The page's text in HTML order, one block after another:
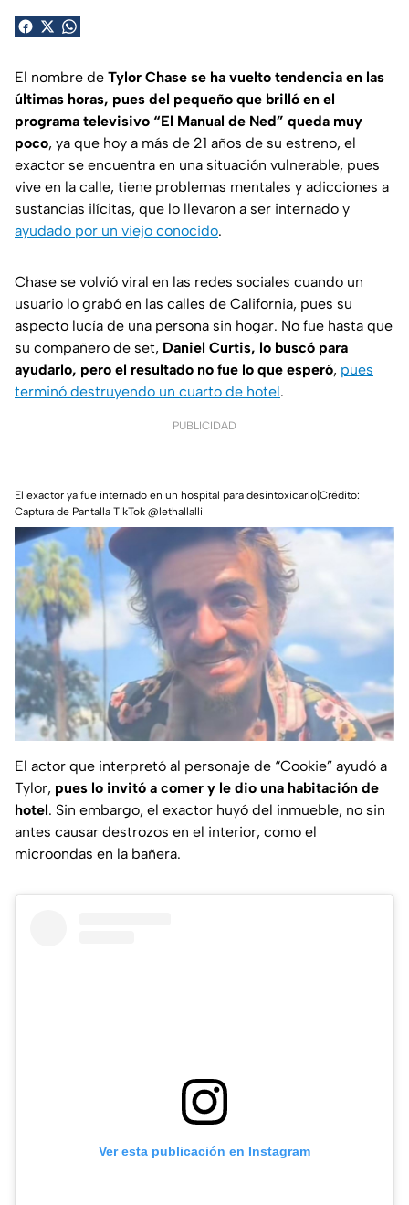
El nombre de Tylor Chase se ha vuelto tendencia en las
últimas horas, pues del pequeño que brilló en el
programa televisivo “El Manual de Ned” queda muy
poco, ya que hoy a más de 21 años de su estreno, el
exactor se encuentra en una situación vulnerable, pues
vive en la calle, tiene problemas mentales y adicciones a
sustancias ilícitas, que lo llevaron a ser internado y
ayudado por un viejo conocido.
Chase se volvió viral en las redes sociales cuando un
usuario lo grabó en las calles de California, pues su
aspecto lucía de una persona sin hogar. No fue hasta que
su compañero de set, Daniel Curtis, lo buscó para
ayudarlo, pero el resultado no fue lo que esperó, pues
terminó destruyendo un cuarto de hotel.
PUBLICIDAD
El exactor ya fue internado en un hospital para desintoxicarlo|Crédito:
Captura de Pantalla TikTok @lethallalli
El actor que interpretó al personaje de “Cookie” ayudó a
Tylor, pues lo invitó a comer y le dio una habitación de
hotel. Sin embargo, el exactor huyó del inmueble, no sin
antes causar destrozos en el interior, como el
microondas en la bañera.
Ver esta publicación en Instagram